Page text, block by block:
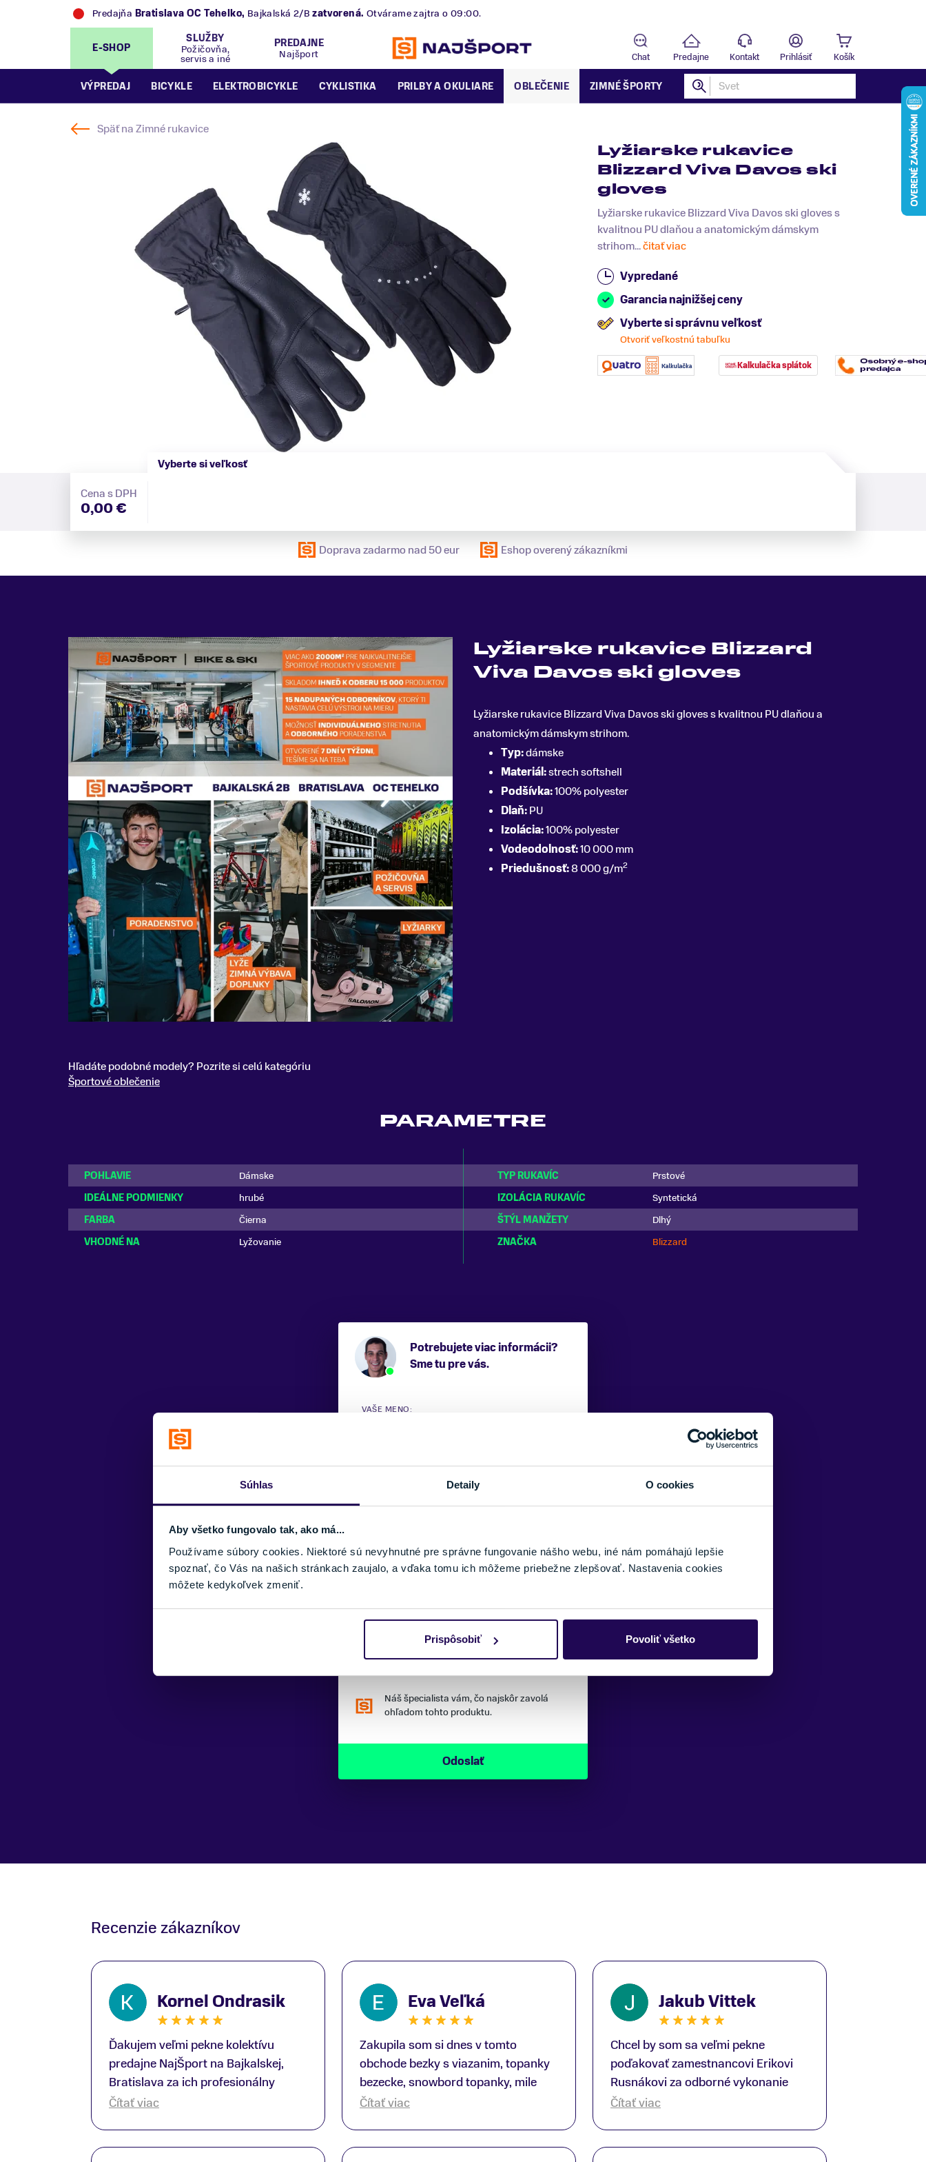
Súhlas Detaily O cookies
Aby všetko fungovalo tak, ako má...
Používame súbory cookies. Niektoré sú nevyhnutné pre správne fungovanie nášho webu, iné nám pomáhajú lepšie
spoznať, čo Vás na našich stránkach zaujalo, a vďaka tomu ich môžeme priebežne zlepšovať. Nastavenia cookies
môžete kedykoľvek zmeniť.
Prispôsobiť Povoliť všetko
Predajňa Trek Flagship Store Bratislava,Bajkalská 2/Bzatvorená.Otvárame zajtra o 09:00.
E-SHOP
SLUŽBY
Požičovňa,
servis a iné
PREDAJNE
Najšport
Chat Predajne Kontakt Prihlásiť Košík
VÝPREDAJ BICYKLE ELEKTROBICYKLE CYKLISTIKA PRILBY A OKULIARE OBLEČENIE ZIMNÉ ŠPORTY
Späť naZimné rukavice
Lyžiarske rukavice
Blizzard Viva Davos ski
gloves
Lyžiarske rukavice Blizzard Viva Davos ski gloves s
kvalitnou PU dlaňou a anatomickým dámskym
strihom...čitať viac
Vypredané
Garancia najnižšej ceny
Vyberte si správnu veľkosť
Otvoriť veľkostnú tabuľku
Kalkulačka splátok
Cena s DPH
0,00 €
Vyberte si veľkosť
Doprava zadarmo nad 50 eur Eshop overený zákazníkmi
Lyžiarske rukavice Blizzard
Viva Davos ski gloves
Lyžiarske rukavice Blizzard Viva Davos ski glovess kvalitnou PU dlaňou a
anatomickým dámskym strihom.
Typ:dámske
Materiál:strech softshell
Podšívka:100% polyester
Dlaň:PU
Izolácia:100% polyester
Vodeodolnosť:10 000 mm
Priedušnosť:8 000 g/m2
Hľadáte podobné modely? Pozrite si celú kategóriu
Športové oblečenie
PARAMETRE
POHLAVIE Dámske TYP RUKAVÍC
Prstové
IDEÁLNE PODMIENKY
hrubé IZOLÁCIA RUKAVÍC
Syntetická
FARBA
Čierna ŠTÝL MANŽETY
Dlhý
VHODNÉ NA
Lyžovanie ZNAČKA Blizzard
Potrebujete viac informácii?
Sme tu pre vás.
VAŠE MENO:
Náš špecialista vám, čo najskôr zavolá
ohľadom tohto produktu.
Recenzie zákazníkov
Kornel Ondrasik
Ďakujem veľmi pekne kolektívu
predajne NajŠport na Bajkalskej,
Bratislava za ich profesionálny
prístup k zákazníkom; Zvlášť
Čítať viac
Eva Veľká
Zakupila som si dnes v tomto
obchode bezky s viazanim, topanky
bezecke, snowbord topanky, mile
prekvapenie ako Peter, ktory nas
Čítať viac
Jakub Vittek
Chcel by som sa veľmi pekne
poďakovať zamestnancovi Erikovi
Rusnákovi za odborné vykonanie
bike-fittingu. Je to super človek na
Čítať viac